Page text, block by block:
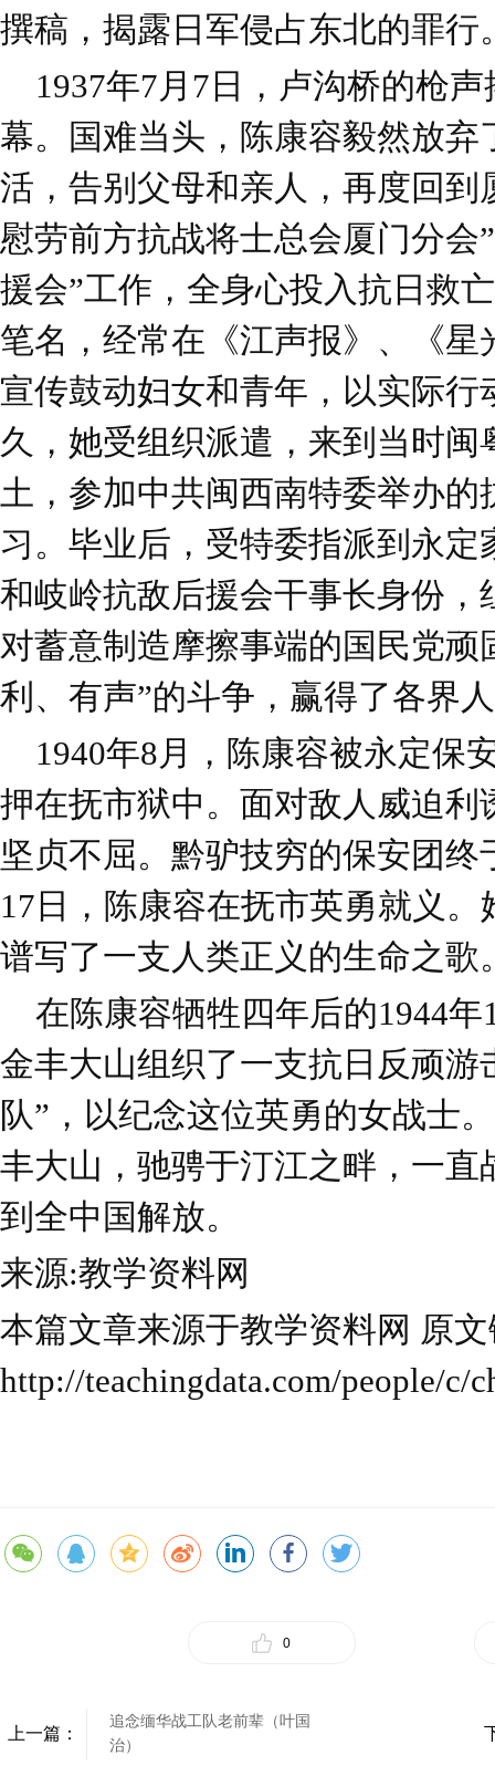
撰稿，揭露日军侵占东北的罪行
1937年7月7日，卢沟桥的枪
幕。国难当头，陈康容毅然放
活，告别父母和亲人，再度回到
慰劳前方抗战将士总会厦门分会
援会”工作，全身心投入抗日救
笔名，经常在《江声报》、《
宣传鼓动妇女和青年，以实际行
久，她受组织派遣，来到当时闽
土，参加中共闽西南特委举办的
习。毕业后，受特委指派到永
和岐岭抗敌后援会干事长身份，
对蓄意制造摩擦事端的国民党顽
利、有声”的斗争，赢得了各界
1940年8月，陈康容被永定保
押在抚市狱中。面对敌人威迫利
坚贞不屈。黔驴技穷的保安团终
17日，陈康容在抚市英勇就义
谱写了一支人类正义的生命之歌
在陈康容牺牲四年后的1944年
金丰大山组织了一支抗日反顽游
队”，以纪念这位英勇的女战士
丰大山，驰骋于汀江之畔，一直
到全中国解放。
来源:教学资料网
本篇文章来源于教学资料网 原
http://teachingdata.com/people/c/
0
上一篇：
追念缅华战工队老前辈（叶国
治）